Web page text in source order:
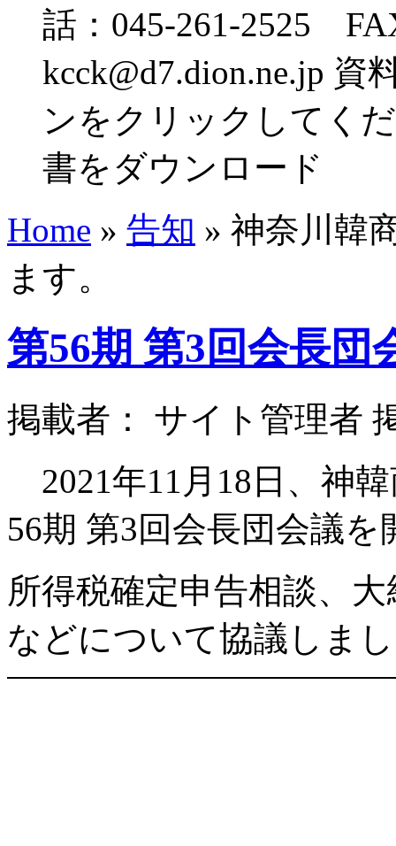
話：045-261-2525
kcck@d7.dion.ne.jp
ンをクリックしてく
書をダウンロード
Home » 告知 » 神奈川韓
ます。
第56期 第3回会長団
掲載者： サイト管理者
2021年11月18日、神
56期 第3回会長団会議
所得税確定申告相談、
などについて協議しま